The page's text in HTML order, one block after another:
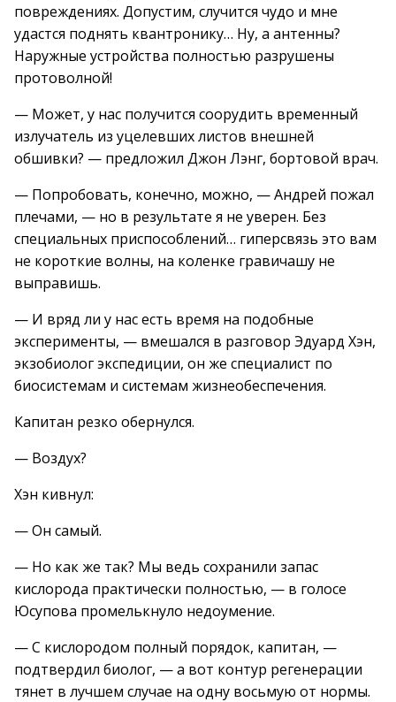
повреждениях. Допустим, случится чудо и мне
удастся поднять квантронику… Ну, а антенны?
Наружные устройства полностью разрушены
протоволной!
— Может, у нас получится соорудить временный
излучатель из уцелевших листов внешней
обшивки? — предложил Джон Лэнг, бортовой врач.
— Попробовать, конечно, можно, — Андрей пожал
плечами, — но в результате я не уверен. Без
специальных приспособлений… гиперсвязь это вам
не короткие волны, на коленке гравичашу не
выправишь.
— И вряд ли у нас есть время на подобные
эксперименты, — вмешался в разговор Эдуард Хэн,
экзобиолог экспедиции, он же специалист по
биосистемам и системам жизнеобеспечения.
Капитан резко обернулся.
— Воздух?
Хэн кивнул:
— Он самый.
— Но как же так? Мы ведь сохранили запас
кислорода практически полностью, — в голосе
Юсупова промелькнуло недоумение.
— С кислородом полный порядок, капитан, —
подтвердил биолог, — а вот контур регенерации
тянет в лучшем случае на одну восьмую от нормы.